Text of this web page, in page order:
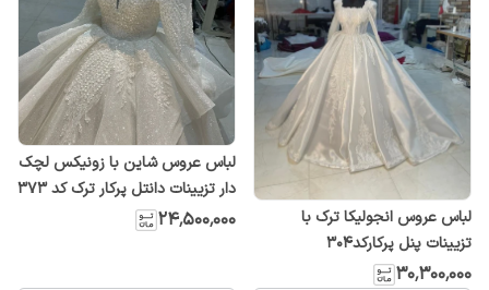
لباس عروس انجولیکا ترک با
تزیینات پنل پرکارکد۳۰۴
۳۰٬۳۰۰٬۰۰۰
لباس عروس شاین با زونیکس لچک
دار تزیینات دانتل پرکار ترک کد ۳۷۳
۲۴٬۵۰۰٬۰۰۰